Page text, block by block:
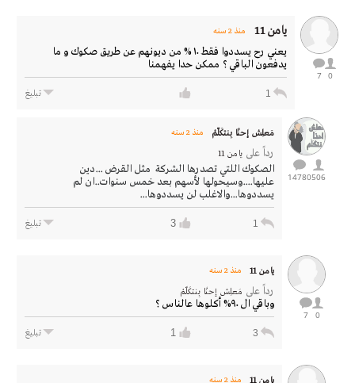
0
7
يامن 11 منذ 2 سنه
يعني رح يسددوا فقط ١٠ % من ديونهم عن طريق صكوك و ما
يدفعون الباقي ؟ ممكن حدا يفهمنا
1 تبليغ
506
14780
مَعلِـش إحنْـا بِنتكَلّمْ منذ 2 سنه
رداً على يامن 11
الصكوك اللتي تصدرها الشركة مثل القرض ...دين
عليها....وسيحولها لأسهم بعد خمس سنوات..ان لم
يسددوها...والاغلب لن يسددوها...
1
3 تبليغ
0
7
يامن 11 منذ 2 سنه
رداً على مَعلِـش إحنْـا بِنتكَلّمْ
وباقي ال ٩٠% أكلوها عالناس ؟
3
1 تبليغ
يامن 11 منذ 2 سنه